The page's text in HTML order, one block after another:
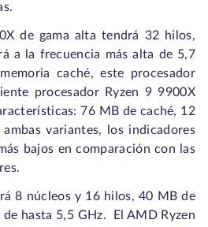
de gama alta tendrá 32 hilos,
a la frecuencia más alta de 5,7
caché, este procesador
procesador Ryzen 9 9900X
76 MB de caché, 12
variantes, los indicadores
bajos en comparación con las
8 núcleos y 16 hilos, 40 MB de
hasta 5,5 GHz. El AMD Ryzen